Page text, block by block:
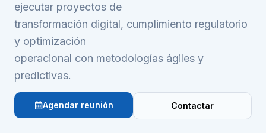
ejecutar proyectos de
transformación digital, cumplimiento regulatorio
y optimización
operacional con metodologías ágiles y
predictivas.
Agendar reunión Contactar